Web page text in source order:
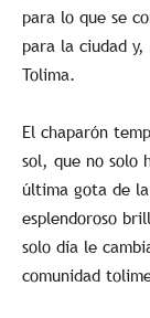
para lo que se
para la ciudad
Tolima.
El chaparón
sol, que no solo
última gota de
esplendoroso
solo día le
comunidad